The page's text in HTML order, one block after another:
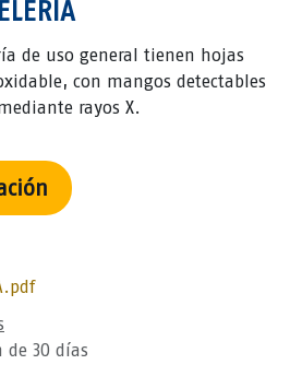
de uso general tienen hojas
con mangos detectables
rayos X.
de 30 días